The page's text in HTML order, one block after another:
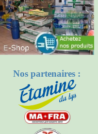
Nos partenaires :